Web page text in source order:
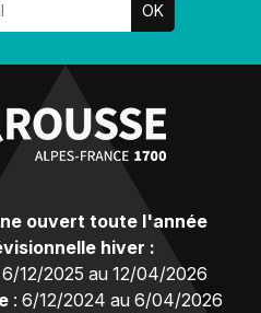
ouvert toute l'année
hiver :
6/12/2025 au 12/04/2026
: 6/12/2024 au 6/04/2026